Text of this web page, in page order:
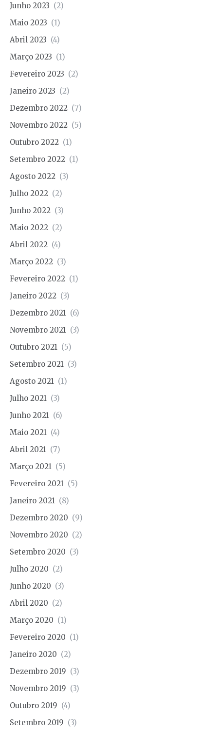
Junho 2023 (2)
Maio 2023 (1)
Abril 2023 (4)
Março 2023 (1)
Fevereiro 2023 (2)
Janeiro 2023 (2)
Dezembro 2022 (7)
Novembro 2022 (5)
Outubro 2022 (1)
Setembro 2022 (1)
Agosto 2022 (3)
Julho 2022 (2)
Junho 2022 (3)
Maio 2022 (2)
Abril 2022 (4)
Março 2022 (3)
Fevereiro 2022 (1)
Janeiro 2022 (3)
Dezembro 2021 (6)
Novembro 2021 (3)
Outubro 2021 (5)
Setembro 2021 (3)
Agosto 2021 (1)
Julho 2021 (3)
Junho 2021 (6)
Maio 2021 (4)
Abril 2021 (7)
Março 2021 (5)
Fevereiro 2021 (5)
Janeiro 2021 (8)
Dezembro 2020 (9)
Novembro 2020 (2)
Setembro 2020 (3)
Julho 2020 (2)
Junho 2020 (3)
Abril 2020 (2)
Março 2020 (1)
Fevereiro 2020 (1)
Janeiro 2020 (2)
Dezembro 2019 (3)
Novembro 2019 (3)
Outubro 2019 (4)
Setembro 2019 (3)